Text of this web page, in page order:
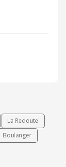
La Redoute
Boulanger